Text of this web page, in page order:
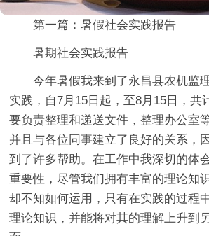
第一篇：暑假社会实践报告
暑期社会实践报告
今年暑假我来到了永昌县农机监
实践，自7月15日起，至8月15日，共
要负责整理和递送文件，整理办公室
并且与各位同事建立了良好的关系，
到了许多帮助。在工作中我深切的体
重要性，尽管我们拥有丰富的理论知
却不知如何运用，只有在实践的过程
理论知识，并能将对其的理解上升到